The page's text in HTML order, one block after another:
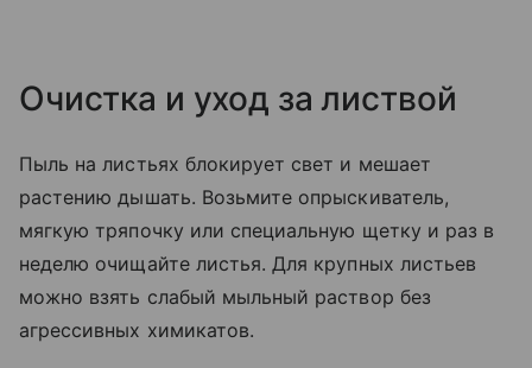
Очистка и уход за листвой
Пыль на листьях блокирует свет и мешает
растению дышать. Возьмите опрыскиватель,
мягкую тряпочку или специальную щетку и раз в
неделю очищайте листья. Для крупных листьев
можно взять слабый мыльный раствор без
агрессивных химикатов.